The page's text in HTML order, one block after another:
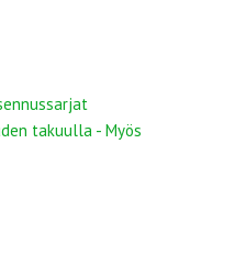
takuulla - Myös